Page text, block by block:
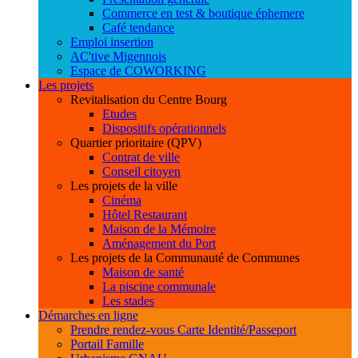
Commerce en test & boutique éphemere
Café tendance
Emploi insertion
AC'tive Migennois
Espace de COWORKING
Les projets
Revitalisation du Centre Bourg
Etudes
Dispositifs opérationnels
Quartier prioritaire (QPV)
Contrat de ville
Conseil citoyen
Les projets de la ville
Cinéma
Hôtel Restaurant
Maison de la Mémoire
Aménagement du Port
Les projets de la Communauté de Communes
Maison de santé
La piscine communale
Les stades
Démarches en ligne
Prendre rendez-vous Carte Identité/Passeport
Portail Famille